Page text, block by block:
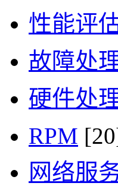
性能评
故障处
硬件处
RPM
网络服